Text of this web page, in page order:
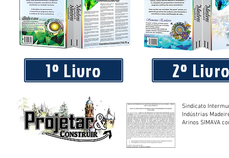
Praça 04 de Julho recebe novos equipamentos de
livre
1º Livro 2º
Sindicato
Indústrias
Arinos SIMAVA convoca à